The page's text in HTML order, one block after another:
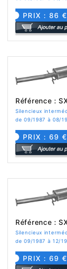
PRIX : 86
Référence :
Silencieux
de 09/1987 à 08/
PRIX : 69
Référence :
Silencieux
de 09/1987 à 12/
PRIX : 69